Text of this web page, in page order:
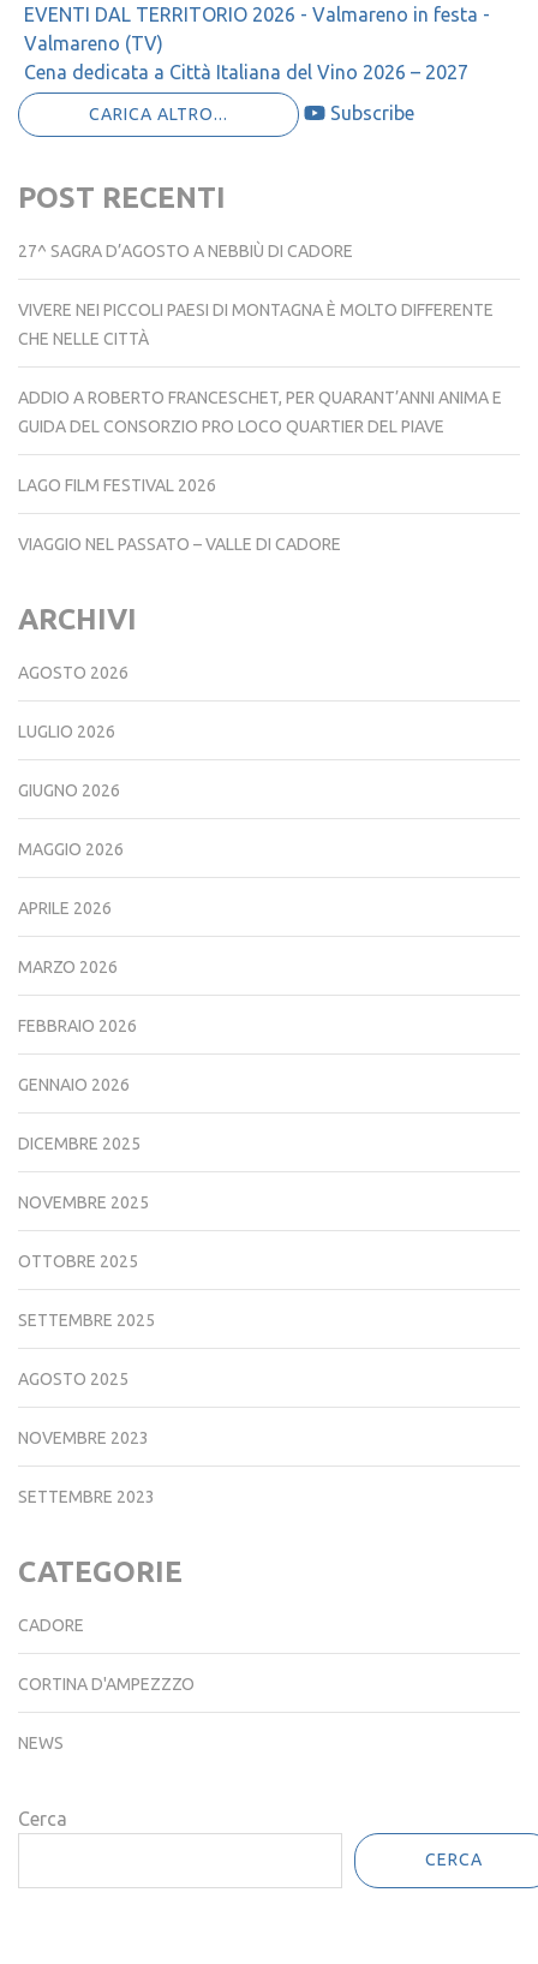
EVENTI DAL TERRITORIO 2026 - Valmareno in festa -
Valmareno (TV)
Cena dedicata a Città Italiana del Vino 2026 – 2027
CARICA ALTRO... Subscribe
POST RECENTI
27^ SAGRA D’AGOSTO A NEBBIÙ DI CADORE
VIVERE NEI PICCOLI PAESI DI MONTAGNA È MOLTO DIFFERENTE
CHE NELLE CITTÀ
ADDIO A ROBERTO FRANCESCHET, PER QUARANT’ANNI ANIMA E
GUIDA DEL CONSORZIO PRO LOCO QUARTIER DEL PIAVE
LAGO FILM FESTIVAL 2026
VIAGGIO NEL PASSATO – VALLE DI CADORE
ARCHIVI
AGOSTO 2026
LUGLIO 2026
GIUGNO 2026
MAGGIO 2026
APRILE 2026
MARZO 2026
FEBBRAIO 2026
GENNAIO 2026
DICEMBRE 2025
NOVEMBRE 2025
OTTOBRE 2025
SETTEMBRE 2025
AGOSTO 2025
NOVEMBRE 2023
SETTEMBRE 2023
CATEGORIE
CADORE
CORTINA D'AMPEZZZO
NEWS
Cerca
CERCA